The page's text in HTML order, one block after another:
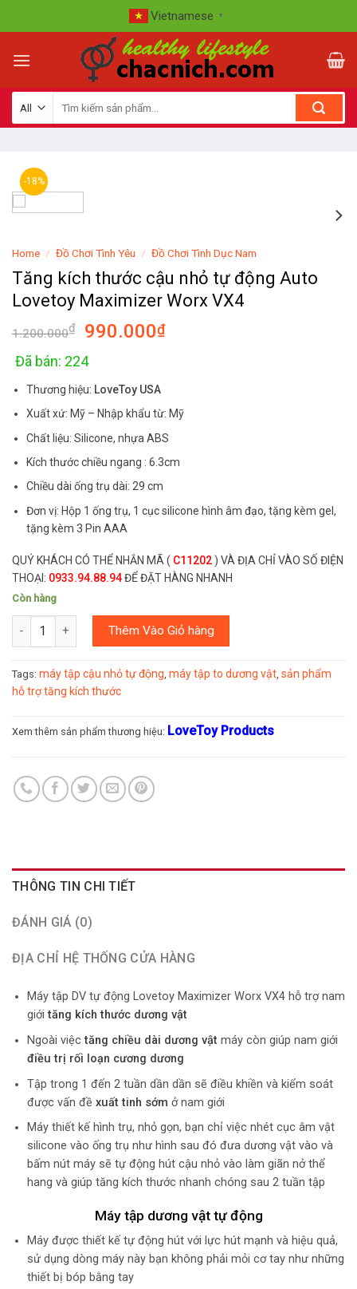
to
Vietnamese ▼
-18%
Home / Đồ Chơi Tình Yêu / Đồ Chơi Tình Dục Nam
Tăng kích thước cậu nhỏ tự động Auto
Lovetoy Maximizer Worx VX4
1.200.000₫ 990.000₫
Đã bán: 224
Thương hiệu: LoveToy USA
Xuất xứ: Mỹ – Nhập khẩu từ: Mỹ
Chất liệu: Silicone, nhựa ABS
Kích thước chiều ngang : 6.3cm
Chiều dài ống trụ dài: 29 cm
Đơn vị: Hộp 1 ống trụ, 1 cục silicone hình âm đạo, tặng kèm gel,
tặng kèm 3 Pin AAA
QUÝ KHÁCH CÓ THỂ NHẮN MÃ ( C11202 ) VÀ ĐỊA CHỈ VÀO SỐ ĐIỆN
THOẠI: 0933.94.88.94ĐỂ ĐẶT HÀNG NHANH
Còn hàng
Số lượng Thêm Vào Giỏ hàng
Tags: máy tập cậu nhỏ tự động máy tập to dương vật sản phẩm
hỗ trợ tăng kích thước
Xem thêm sản phẩm thương hiệu: LoveToy Products
THÔNG TIN CHI TIẾT
ĐÁNH GIÁ (0)
ĐỊA CHỈ HỆ THỐNG CỬA HÀNG
Máy tập DV tự động Lovetoy Maximizer Worx VX4 hỗ trợ nam
giớităng kích thước dương vật
Ngoài việctăng chiều dài dương vật máy còn giúp nam giới
điều trị rối loạn cương dương
Tập trong 1 đến 2 tuần dần dần sẽ điều khiền và kiểm soát
được vấn đề xuất tinh sớm ở nam giới
Máy thiết kế hình trụ, nhỏ gọn, bạn chỉ việc nhét cục âm vật
silicone vào ống trụ như hình sau đó đưa dương vật vào và
bấm nút máy sẽ tự động hút cậu nhỏ vào làm giãn nở thể
hang và giúp tăng kích thước nhanh chóng sau 2 tuần tập
Máy tập dương vật tự động
Máy được thiết kế tự động hút với lực hút mạnh và hiệu quả,
sử dụng dòng máy này bạn không phải mỏi cơ tay như những
thiết bị bóp bằng tay